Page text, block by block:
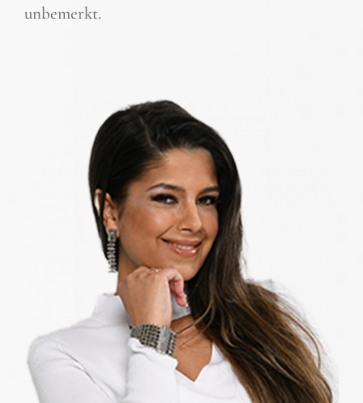
unbemerkt.